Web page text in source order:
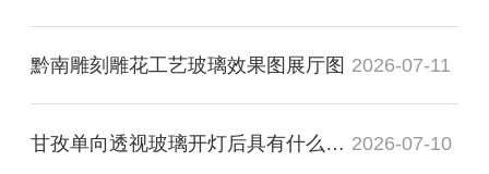
黔南雕刻雕花工艺玻璃效果图展厅图 2026-07-11
甘孜单向透视玻璃开灯后具有什么透视性 2026-07-10